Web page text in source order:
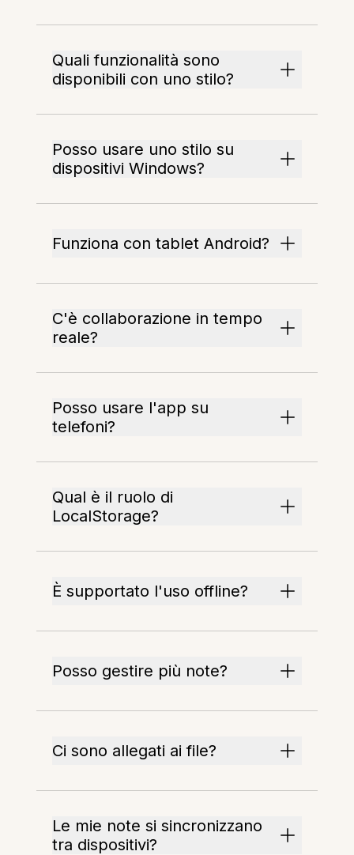
Quali funzionalità sono
disponibili con uno stilo?
Posso usare uno stilo su
dispositivi Windows?
Funziona con tablet Android?
C'è collaborazione in tempo
reale?
Posso usare l'app su
telefoni?
Qual è il ruolo di
LocalStorage?
È supportato l'uso offline?
Posso gestire più note?
Ci sono allegati ai file?
Le mie note si sincronizzano
tra dispositivi?